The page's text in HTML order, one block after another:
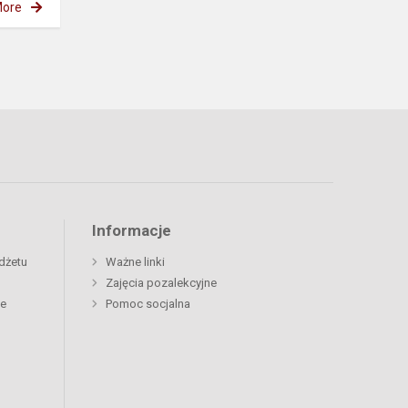
Informacje
Ważne linki
Zajęcia pozalekcyjne
Pomoc socjalna